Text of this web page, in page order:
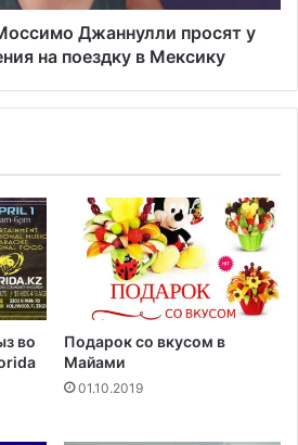
Джаннулли просят у
на поездку в Мексику
во
Подарок со вкусом в
Майами
01.10.2019